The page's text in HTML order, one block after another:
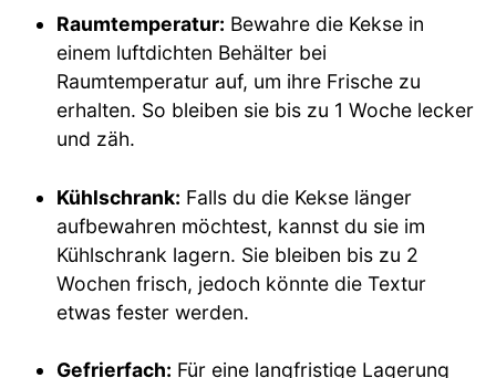
Raumtemperatur: Bewahre die Kekse in
einem luftdichten Behälter bei
Raumtemperatur auf, um ihre Frische zu
erhalten. So bleiben sie bis zu 1 Woche lecker
und zäh.
Kühlschrank: Falls du die Kekse länger
aufbewahren möchtest, kannst du sie im
Kühlschrank lagern. Sie bleiben bis zu 2
Wochen frisch, jedoch könnte die Textur
etwas fester werden.
Gefrierfach: Für eine langfristige Lagerung